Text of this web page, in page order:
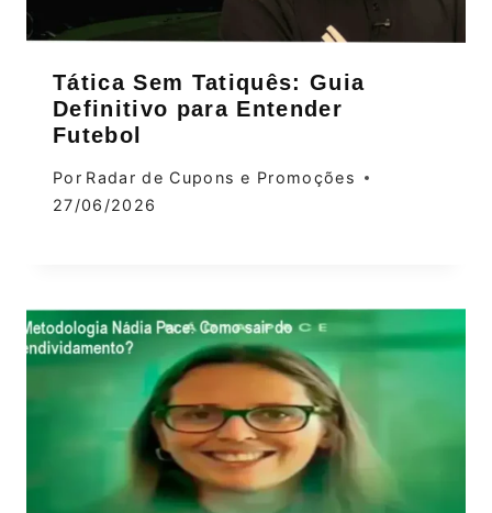
Tática Sem Tatiquês: Guia
Definitivo para Entender
Futebol
Por Radar de Cupons e Promoções
27/06/2026